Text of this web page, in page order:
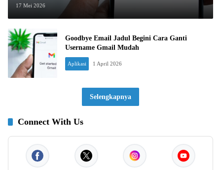
17 Mei 2026
Goodbye Email Jadul Begini Cara Ganti
Username Gmail Mudah
Aplikasi 1 April 2026
Selengkapnya
Connect With Us